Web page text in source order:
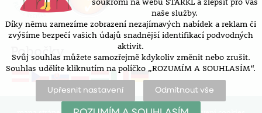
Pobočky
naše služby.
Díky němu zamezíme zobrazení nezajímavých nabídek a reklam či
zvýšíme bezpečí vašich údajů snadnější identifikací podvodných
aktivit.
Svůj souhlas můžete samozřejmě kdykoliv změnit nebo zrušit.
Souhlas udělíte kliknutím na políčko „ROZUMÍM A SOUHLASÍM“.
Upřesnit nastavení Odmítnout vše